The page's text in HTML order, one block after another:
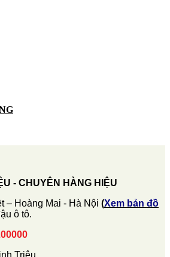
- CHUYÊN HÀNG HIỆU
– Hoàng Mai - Hà Nội (Xem bản đồ
ô tô.
Triệu